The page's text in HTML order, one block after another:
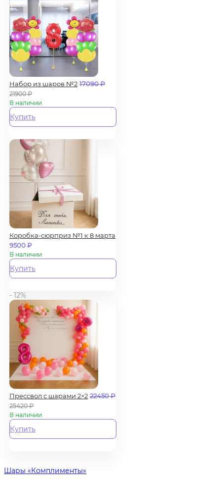
Набор из шаров №2 17090₽
21900₽
В наличии
Купить
Коробка-сюрприз №1 к 8 марта
9500₽
В наличии
Купить
- 12%
Прессвол с шарами 2×2 22450₽
25420₽
В наличии
Купить
Шары «Комплименты»